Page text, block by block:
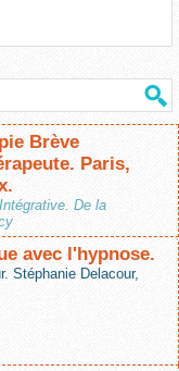
Brève
Paris,
De la
avec l'hypnose.
Stéphanie Delacour,